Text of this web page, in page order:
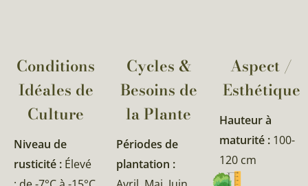
Conditions
Idéales de
Culture
Niveau de
rusticité : Élevé
Cycles &
Besoins de
la Plante​
Périodes de
plantation :
Aspect /
Esthétique
Hauteur à
maturité : 100-
120 cm